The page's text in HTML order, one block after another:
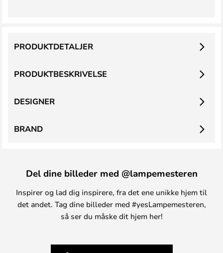
PRODUKTBESKRIVELSE
PRODUKTDETALJER
DESIGNER
BRAND
Del dine billeder med @lampemesteren
Inspirer og lad dig inspirere, fra det ene unikke hjem til
det andet. Tag dine billeder med #yesLampemesteren,
så ser du måske dit hjem her!